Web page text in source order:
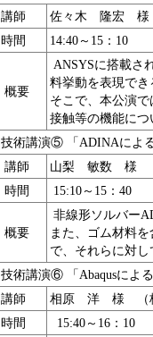
講師
佐々木 隆宏 様
時間
14:40～15：10
概要
ANSYSに搭載さ
料挙動を表現で
そこで、本公演
接触等の機能に
技術講演⑤ 「ADINAによ
講師
山梨 敏数 様 （
時間
15:10～15：40
概要
非線形ソルバー
また、ゴム材料
で、それらに対
技術講演⑥ 「Abaqusによ
講師
相原 洋 様 （株
時間
15:40～16：10